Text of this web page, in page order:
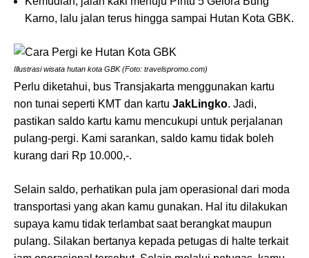
Karno, lalu jalan terus hingga sampai Hutan Kota GBK.
Illustrasi wisata hutan kota GBK (Foto: travelspromo.com)
Perlu diketahui, bus Transjakarta menggunakan kartu
non tunai seperti KMT dan kartu JakLingko. Jadi,
pastikan saldo kartu kamu mencukupi untuk perjalanan
pulang-pergi. Kami sarankan, saldo kamu tidak boleh
kurang dari Rp 10.000,-.
Selain saldo, perhatikan pula jam operasional dari moda
transportasi yang akan kamu gunakan. Hal itu dilakukan
supaya kamu tidak terlambat saat berangkat maupun
pulang. Silakan bertanya kepada petugas di halte terkait